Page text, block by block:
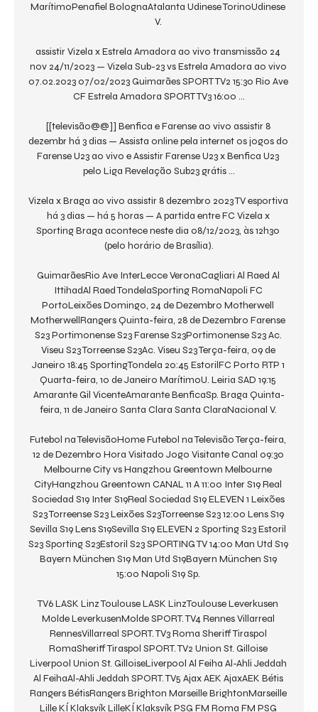
MarítimoPenafiel BolognaAtalanta Udinese TorinoUdinese
V.
assistir Vizela x Estrela Amadora ao vivo transmissão 24
nov 24/11/2023 — Vizela Sub-23 vs Estrela Amadora ao vivo
07.02.2023 07/02/2023 Guimarães SPORT TV2 15:30 Rio Ave
CF Estrela Amadora SPORT TV3 16:00 ...
[[televisão@@]] Benfica e Farense ao vivo assistir 8
dezembr há 3 dias — Assista online pela internet os jogos do
Farense U23 ao vivo e Assistir Farense U23 x Benfica U23
pelo Liga Revelação Sub23 grátis ...
Vizela x Braga ao vivo assistir 8 dezembro 2023 TV esportiva
há 3 dias — há 5 horas — A partida entre FC Vizela x
Sporting Braga acontece neste dia 08/12/2023, às 12h30
(pelo horário de Brasília).
GuimarãesRio Ave InterLecce VeronaCagliari Al Raed Al
IttihadAl Raed TondelaSporting RomaNapoli FC
PortoLeixões Domingo, 24 de Dezembro Motherwell
MotherwellRangers Quinta-feira, 28 de Dezembro Farense
S23 Portimonense S23 Farense S23Portimonense S23 Ac.
Viseu S23 Torreense S23Ac. Viseu S23 Terça-feira, 09 de
Janeiro 18:45 SportingTondela 20:45 EstorilFC Porto RTP 1
Quarta-feira, 10 de Janeiro MarítimoU. Leiria SAD 19:15
Amarante Gil VicenteAmarante BenficaSp. Braga Quinta-
feira, 11 de Janeiro Santa Clara Santa ClaraNacional V.
Futebol na TelevisãoHome Futebol na Televisão Terça-feira,
12 de Dezembro Hora Visitado Jogo Visitante Canal 09:30
Melbourne City vs Hangzhou Greentown Melbourne
CityHangzhou Greentown CANAL 11 A 11:00 Inter S19 Real
Sociedad S19 Inter S19Real Sociedad S19 ELEVEN 1 Leixões
S23 Torreense S23 Leixões S23Torreense S23 12:00 Lens S19
Sevilla S19 Lens S19Sevilla S19 ELEVEN 2 Sporting S23 Estoril
S23 Sporting S23Estoril S23 SPORTING TV 14:00 Man Utd S19
Bayern München S19 Man Utd S19Bayern München S19
15:00 Napoli S19 Sp.
TV6 LASK Linz Toulouse LASK LinzToulouse Leverkusen
Molde LeverkusenMolde SPORT. TV4 Rennes Villarreal
RennesVillarreal SPORT. TV3 Roma Sheriff Tiraspol
RomaSheriff Tiraspol SPORT. TV2 Union St. Gilloise
Liverpool Union St. GilloiseLiverpool Al Feiha Al-Ahli Jeddah
Al FeihaAl-Ahli Jeddah SPORT. TV5 Ajax AEK AjaxAEK Bétis
Rangers BétisRangers Brighton Marseille BrightonMarseille
Lille KÍ Klaksvík LilleKÍ Klaksvík PSG FM Roma FM PSG